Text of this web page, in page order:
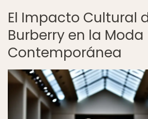
El Impacto Cultural
Burberry en la Moda
Contemporánea